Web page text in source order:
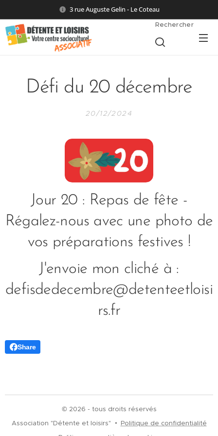
3 rue Auguste Gelin - Le Coteau
Rechercher
Défi du 20 décembre
20/12/2024
Jour 20 : Repas de fête -
Régalez-nous avec une photo de
vos préparations festives !
J'envoie mon cliché à :
defisdedecembre@detenteetloisi
rs.fr
Share
© 2026 - tous droits réservés
Association "Détente et loisirs"
Politique de confidentialité